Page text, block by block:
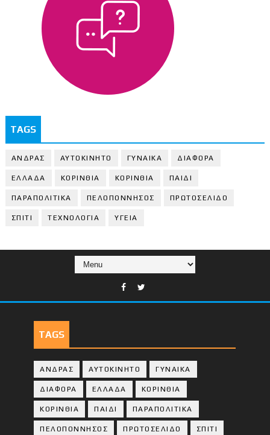
TAGS
ΑΝΔΡΑΣ ΑΥΤΟΚΙΝΗΤΟ ΓΥΝΑΙΚΑ ΔΙΑΦΟΡΑ
ΕΛΛΑΔΑ ΚΟΡΙΝΘΙΑ ΚΟΡΙΝΘΙA ΠΑΙΔΙ
ΠΑΡΑΠΟΛΙΤΙΚΑ ΠΕΛΟΠΟΝΝΗΣΟΣ ΠΡΩΤΟΣΕΛΙΔΟ
ΣΠΙΤΙ ΤΕΧΝΟΛΟΓΙΑ ΥΓΕΙΑ
TAGS
ΑΝΔΡΑΣ ΑΥΤΟΚΙΝΗΤΟ ΓΥΝΑΙΚΑ
ΔΙΑΦΟΡΑ ΕΛΛΑΔΑ ΚΟΡΙΝΘΙΑ
ΚΟΡΙΝΘΙA ΠΑΙΔΙ ΠΑΡΑΠΟΛΙΤΙΚΑ
ΠΕΛΟΠΟΝΝΗΣΟΣ ΠΡΩΤΟΣΕΛΙΔΟ ΣΠΙΤΙ